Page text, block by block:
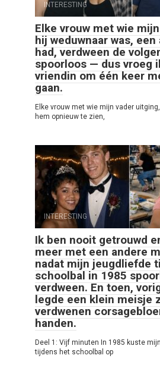
INTERESTING
Elke vrouw met wie
hij weduwnaar was,
had, verdween de
spoorloos — dus vroeg
vriendin om één keer
gaan.
Elke vrouw met wie mijn vader
hem opnieuw te zien,
INTERESTING
Ik ben nooit getrouwd
meer met een andere
nadat mijn jeugdliefde
schoolbal in 1985
verdween. En toen,
legde een klein meisje
verdwenen
handen.
Deel 1: Vijf minuten In 1985 kuste
tijdens het schoolbal op